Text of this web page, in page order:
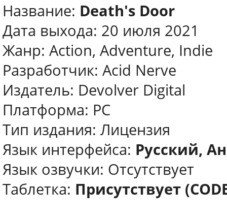
Название: Death's Door
Дата выхода: 20 июля 2021
Жанр: Action, Adventure, Indie
Разработчик: Acid Nerve
Издатель: Devolver Digital
Платформа: PC
Тип издания: Лицензия
Язык интерфейса: Русский,
Язык озвучки: Отсутствует
Таблетка: Присутствует